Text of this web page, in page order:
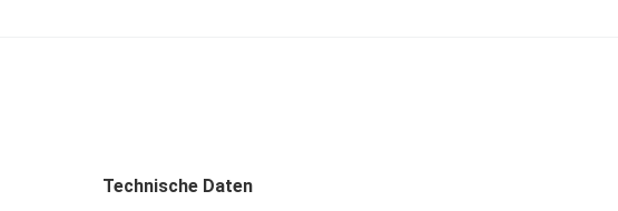
Technische Daten